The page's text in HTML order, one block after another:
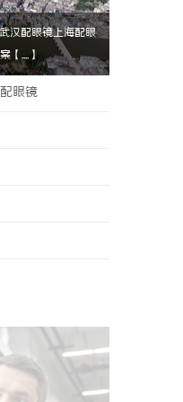
汉配眼镜上海配眼
....】
眼镜